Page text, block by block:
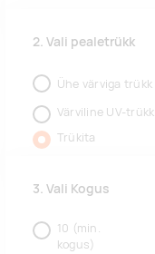
2. Vali pealetrükk
Ühe värviga trükk
Värviline UV-trükk
Trükita
3. Vali Kogus
10 (min.
kogus)